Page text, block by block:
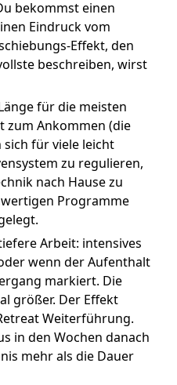
bekommst einen
Eindruck vom
Effekt, den
beschreiben, wirst
für die meisten
zum Ankommen (die
für viele leicht
zu regulieren,
nach Hause zu
Programme
Arbeit: intensives
wenn der Aufenthalt
markiert. Die
größer. Der Effekt
Weiterführung.
in den Wochen danach
mehr als die Dauer